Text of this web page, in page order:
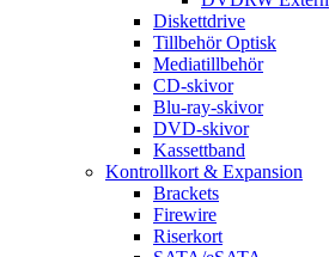
Diskettdrive
Tillbehör Optisk
Mediatillbehör
CD-skivor
Blu-ray-skivor
DVD-skivor
Kassettband
Kontrollkort & Expansion
Brackets
Firewire
Riserkort